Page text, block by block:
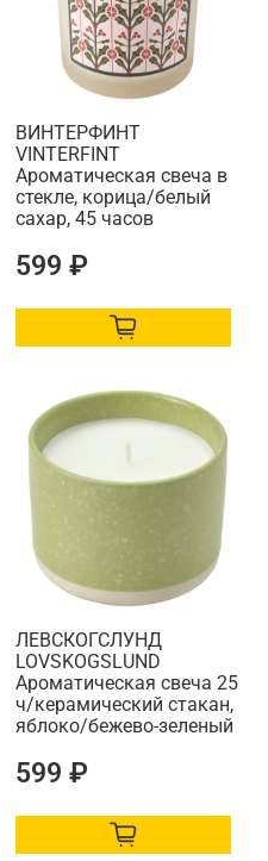
ВИНТЕРФИНТ
VINTERFINT
Ароматическая свеча в
стекле, корица/белый
сахар, 45 часов
599 ₽
ЛЕВСКОГСЛУНД
LOVSKOGSLUND
Ароматическая свеча 25
ч/керамический стакан,
яблоко/бежево-зеленый
599 ₽